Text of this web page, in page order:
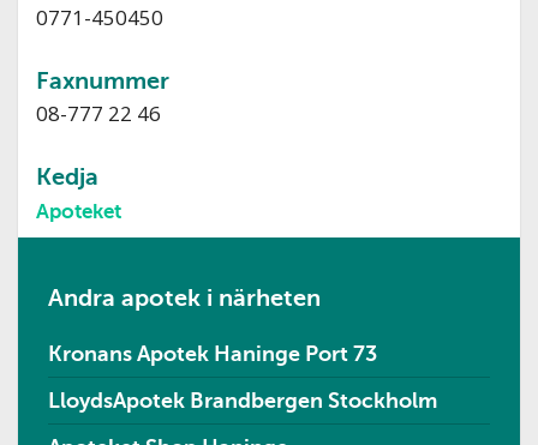
0771-450450
Faxnummer
08-777 22 46
Kedja
Apoteket
Andra apotek i närheten
Kronans Apotek Haninge Port 73
LloydsApotek Brandbergen Stockholm